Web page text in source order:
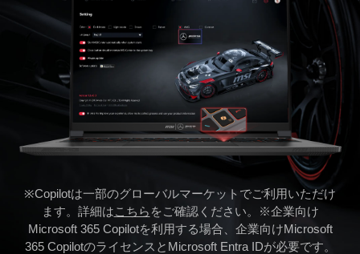
※Copilotは一部のグローバルマーケットでご利用いただけ
ます。詳細はこちら をご確認ください。※企業向け
Microsoft 365 Copilotを利用する場合、企業向けMicrosoft
365 CopilotのライセンスとMicrosoft Entra IDが必要です。